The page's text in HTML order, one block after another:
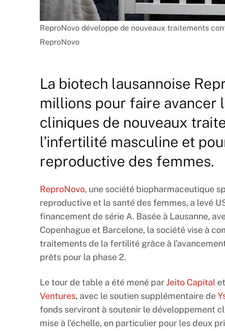
ReproNovo développe de nouveaux traitements
ReproNovo
La biotech lausannoise
millions pour faire avancer
cliniques de nouveaux
l’infertilité masculine et
reproductive des femmes.
ReproNovo, une société biopharmaceutique
reproductive et la santé des femmes, a levé
financement de série A. Basée à Lausanne,
Copenhague et Barcelone, la société vise à
traitements de la fertilité grâce à
prêts pour la phase 2.
Le tour de table a été mené parJeito Capital
Ventures, avec le soutien supplémentaire de
fonds serviront à soutenir le développement
mise à l’échelle, en particulier pour les deux